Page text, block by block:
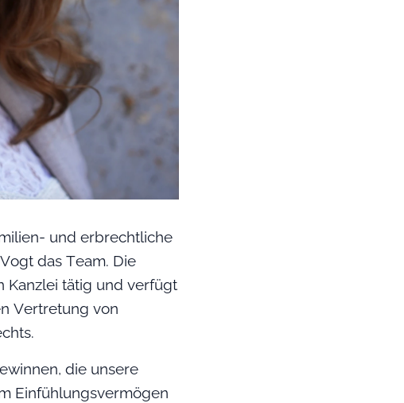
und erbrechtliche
das Team. Die
Kanzlei tätig und verfügt
Vertretung von
die unsere
Einfühlungsvermögen